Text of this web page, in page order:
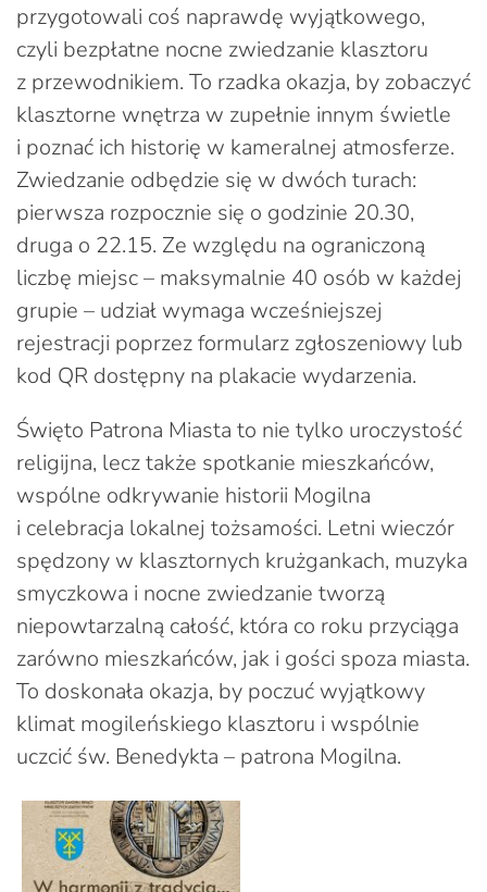
przygotowali coś naprawdę wyjątkowego,
czyli bezpłatne nocne zwiedzanie klasztoru
z przewodnikiem. To rzadka okazja, by zobaczyć
klasztorne wnętrza w zupełnie innym świetle
i poznać ich historię w kameralnej atmosferze.
Zwiedzanie odbędzie się w dwóch turach:
pierwsza rozpocznie się o godzinie 20.30,
druga o 22.15. Ze względu na ograniczoną
liczbę miejsc – maksymalnie 40 osób w każdej
grupie – udział wymaga wcześniejszej
rejestracji poprzez formularz zgłoszeniowy lub
kod QR dostępny na plakacie wydarzenia.
Święto Patrona Miasta to nie tylko uroczystość
religijna, lecz także spotkanie mieszkańców,
wspólne odkrywanie historii Mogilna
i celebracja lokalnej tożsamości. Letni wieczór
spędzony w klasztornych krużgankach, muzyka
smyczkowa i nocne zwiedzanie tworzą
niepowtarzalną całość, która co roku przyciąga
zarówno mieszkańców, jak i gości spoza miasta.
To doskonała okazja, by poczuć wyjątkowy
klimat mogileńskiego klasztoru i wspólnie
uczcić św. Benedykta – patrona Mogilna.